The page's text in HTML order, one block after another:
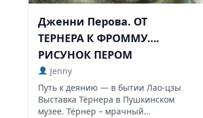
Дженни Перова. ОТ
ТЕРНЕРА К ФРОММУ….
РИСУНОК ПЕРОМ
Jenny
Путь к деянию — в бытии Лао-цзы
Выставка Тёрнера в Пушкинском
музее. Тёрнер – мрачный...